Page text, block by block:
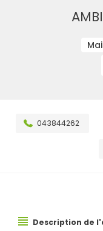
043844262
Description de